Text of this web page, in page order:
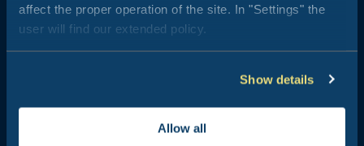
affect the proper operation of the site. In "Settings" the
user will find our extended policy.
Show details
Allow all
Grupy i MICE:
+39 0543 1908740 (pon.-pt. / 09:00-18:00)
Kim jesteśmy
Wiadomości z Club del Sole